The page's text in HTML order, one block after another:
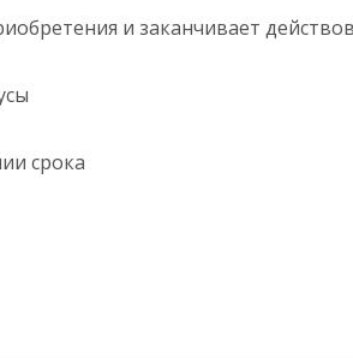
и заканчивает
срока